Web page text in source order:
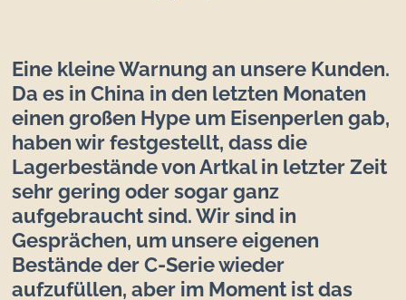
Eine kleine Warnung an unsere Kunden.
Da es in China in den letzten Monaten
einen großen Hype um Eisenperlen gab,
haben wir festgestellt, dass die
Lagerbestände von Artkal in letzter Zeit
sehr gering oder sogar ganz
aufgebraucht sind. Wir sind in
Gesprächen, um unsere eigenen
Bestände der C-Serie wieder
aufzufüllen, aber im Moment ist das